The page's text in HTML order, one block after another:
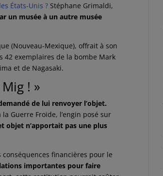
États-Unis ? Stéphane Grimaldi,
un musée à un autre musée
(Nouveau-Mexique), offrait à son
exemplaires de la bombe Mark
et de Nagasaki.
! »
de lui renvoyer l’objet.
Guerre Froide, l’engin posé sur
objet n’apportait pas une plus
conséquences financières pour le
importantes pour faire